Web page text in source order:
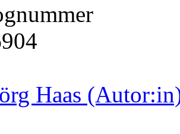
Haas